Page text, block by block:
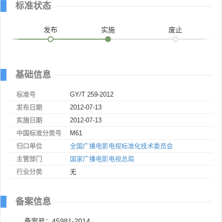
标准状态
发布 实施 废止
基础信息
标准号
GY/T 259-2012
发布日期
2012-07-13
实施日期
2012-07-13
中国标准分类号
M61
归口单位
全国广播电影电视标准化技术委员会
主管部门
国家广播电影电视总局
行业分类
无
备案信息